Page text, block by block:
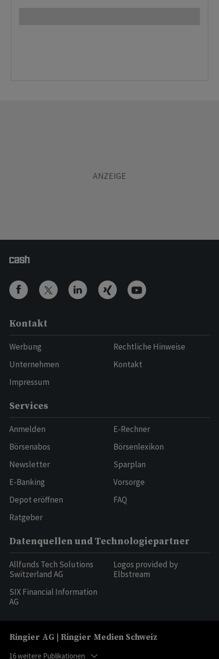
Kontakt
Werbung
Unternehmen
Impressum
Rechtliche Hinweise
Kontakt
Services
Anmelden
Börsenabos
Newsletter
E-Banking
Depot eröffnen
Ratgeber
E-Rechner
Börsenlexikon
Sparplan
Vorsorge
FAQ
Datenquellen und Technologiepartner
Allfunds Tech Solutions
Switzerland AG
SIX Financial Information
AG
Logos provided by
Elbstream
Ringier AG | Ringier Medien Schweiz
16weitere Publikationen